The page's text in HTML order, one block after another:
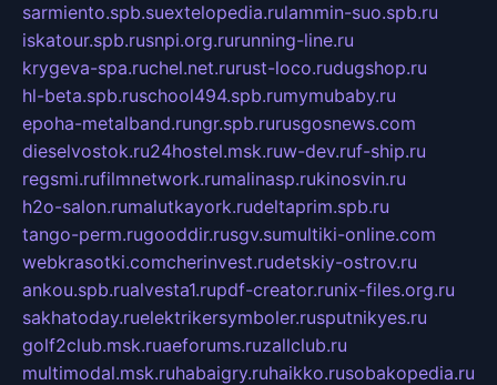
sarmiento.spb.suextelopedia.rulammin-suo.spb.ru
iskatour.spb.rusnpi.org.rurunning-line.ru
krygeva-spa.ruchel.net.rurust-loco.rudugshop.ru
hl-beta.spb.ruschool494.spb.rumymubaby.ru
epoha-metalband.rungr.spb.rurusgosnews.com
dieselvostok.ru24hostel.msk.ruw-dev.ruf-ship.ru
regsmi.rufilmnetwork.rumalinasp.rukinosvin.ru
h2o-salon.rumalutkayork.rudeltaprim.spb.ru
tango-perm.rugooddir.rusgv.sumultiki-online.com
webkrasotki.comcherinvest.rudetskiy-ostrov.ru
ankou.spb.rualvesta1.rupdf-creator.runix-files.org.ru
sakhatoday.ruelektrikersymboler.rusputnikyes.ru
golf2club.msk.ruaeforums.ruzallclub.ru
multimodal.msk.ruhabaigry.ruhaikko.rusobakopedia.ru